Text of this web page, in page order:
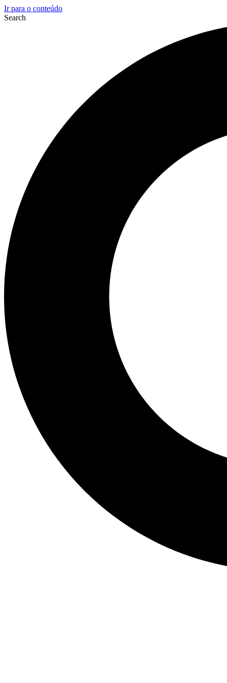
Ir para o conteúdo
Search